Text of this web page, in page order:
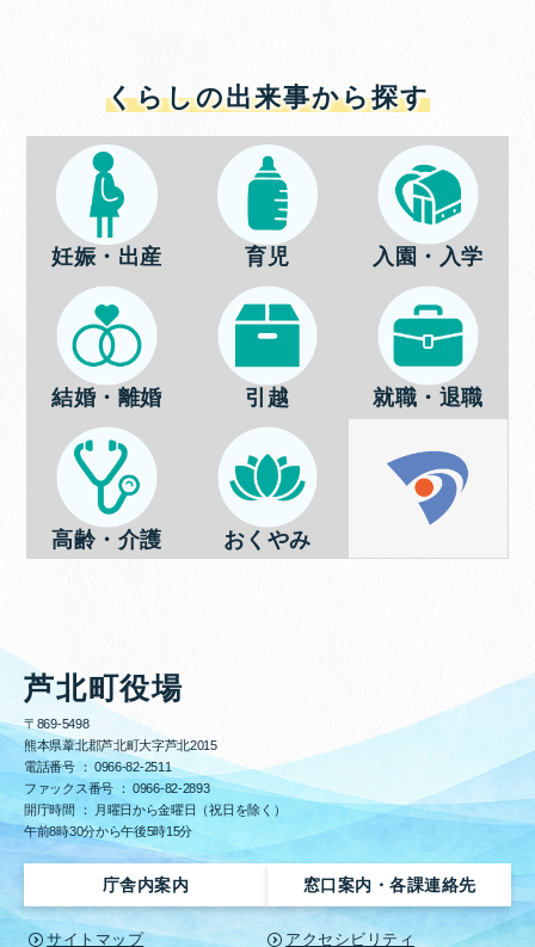
くらしの出来事から探す
妊娠・出産 育児 入園・入学
結婚・離婚 引越 就職・退職
高齢・介護 おくやみ
芦北町役場
〒869-5498
熊本県葦北郡芦北町大字芦北2015
電話番号 ： 0966-82-2511
ファックス番号 ： 0966-82-2893
開庁時間 ： 月曜日から金曜日（祝日を除く）
午前8時30分から午後5時15分
庁舎内案内 窓口案内・各課連絡先
サイトマップ アクセシビリティ